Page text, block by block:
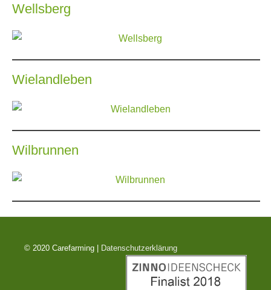
Wellsberg
Wielandleben
Wilbrunnen
© 2020 Carefarming | Datenschutzerklärung